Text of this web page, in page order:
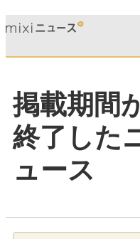
掲載期間
終了した
ュース